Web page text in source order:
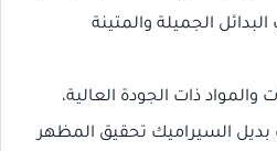
الجميلة والمتينة
والمواد ذات الجودة العالية،
السيراميك تحقيق المظهر